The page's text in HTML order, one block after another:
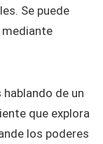
Se puede
de un
que explora
los poderes